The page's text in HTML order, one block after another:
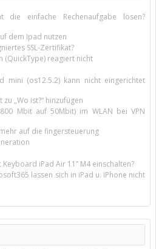
die einfache Rechenaufgabe lösen?
dem Ipad nutzen
SSL-Zertifikat?
(QuickType) reagiert nicht
mini (os12.5.2) kann nicht eingerichtet
„Wo ist?“ hinzufügen
Mbit auf 50Mbit) im WLAN bei VPN
auf die fingersteuerung
iPad Air 11’’ M4 einschalten?
lassen sich in iPad u. iPhone nicht